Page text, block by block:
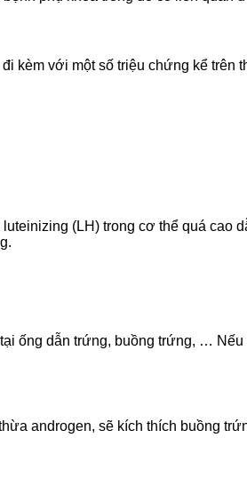
kèm với một số triệu chứng kể trên
(LH) trong cơ thể quá cao
ống dẫn trứng, buồng trứng, …
androgen, sẽ kích thích buồng